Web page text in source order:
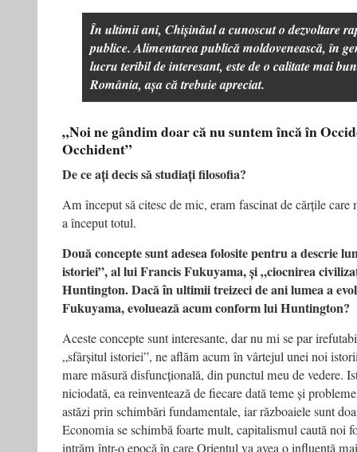
În ultimii ani, Chișinăul a cunoscut o dezvoltare
publice. Alimentarea publică moldovenească, în
lucru teribil de interesant, este de o calitate mai
România, așa că trebuie apreciat.
„Noi ne gândim doar că nu suntem încă în
Occhident”
De ce ați decis să studiați filosofia?
Am început să citesc de mic, eram fascinat de cărțile care
a început totul.
Două concepte sunt adesea folosite pentru a descrie
istoriei”, al lui Francis Fukuyama, și „ciocnirea
Huntington. Dacă în ultimii treizeci de ani lumea a
Fukuyama, evoluează acum conform lui Huntington?
Aceste concepte sunt interesante, dar nu mi se par
„sfârșitul istoriei”, ne aflăm acum în vârtejul unei noi
mare măsură disfuncțională, din punctul meu de vedere.
niciodată, ea reinventează de fiecare dată teme și
astăzi prin schimbări fundamentale, iar războaiele sunt
Economia se schimbă foarte mult, capitalismul caută noi
intrăm într-o epocă în care Orientul va avea o influență